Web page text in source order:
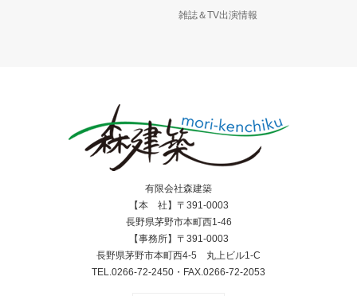
雑誌＆TV出演情報
有限会社森建築
【本 社】〒391-0003
長野県茅野市本町西1-46
【事務所】〒391-0003
長野県茅野市本町西4-5 丸上ビル1-C
TEL.0266-72-2450・FAX.0266-72-2053